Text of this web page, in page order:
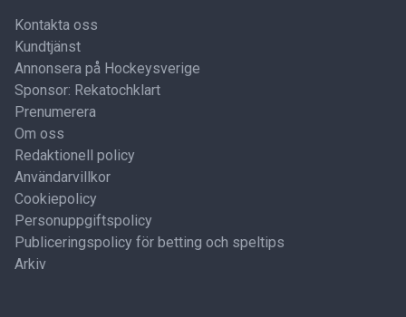
Kontakta oss
Kundtjänst
Annonsera på Hockeysverige
Sponsor: Rekatochklart
Prenumerera
Om oss
Redaktionell policy
Användarvillkor
Cookiepolicy
Personuppgiftspolicy
Publiceringspolicy för betting och speltips
Arkiv